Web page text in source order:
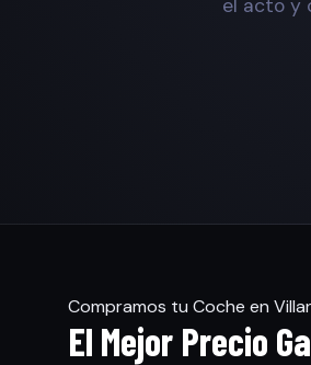
el acto y
Compramos tu Coche en
El Mejor Precio